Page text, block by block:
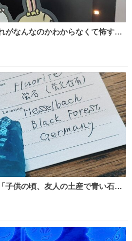
がなんなのかわからなくて怖すぎ
くってた👻 ちいかわってこういう
子供の頃、友人の土産で青い石を
に入ってたのに、いつかの引越し
したら、 「お土産で買っ
てもらった。確かにこんな感じだ